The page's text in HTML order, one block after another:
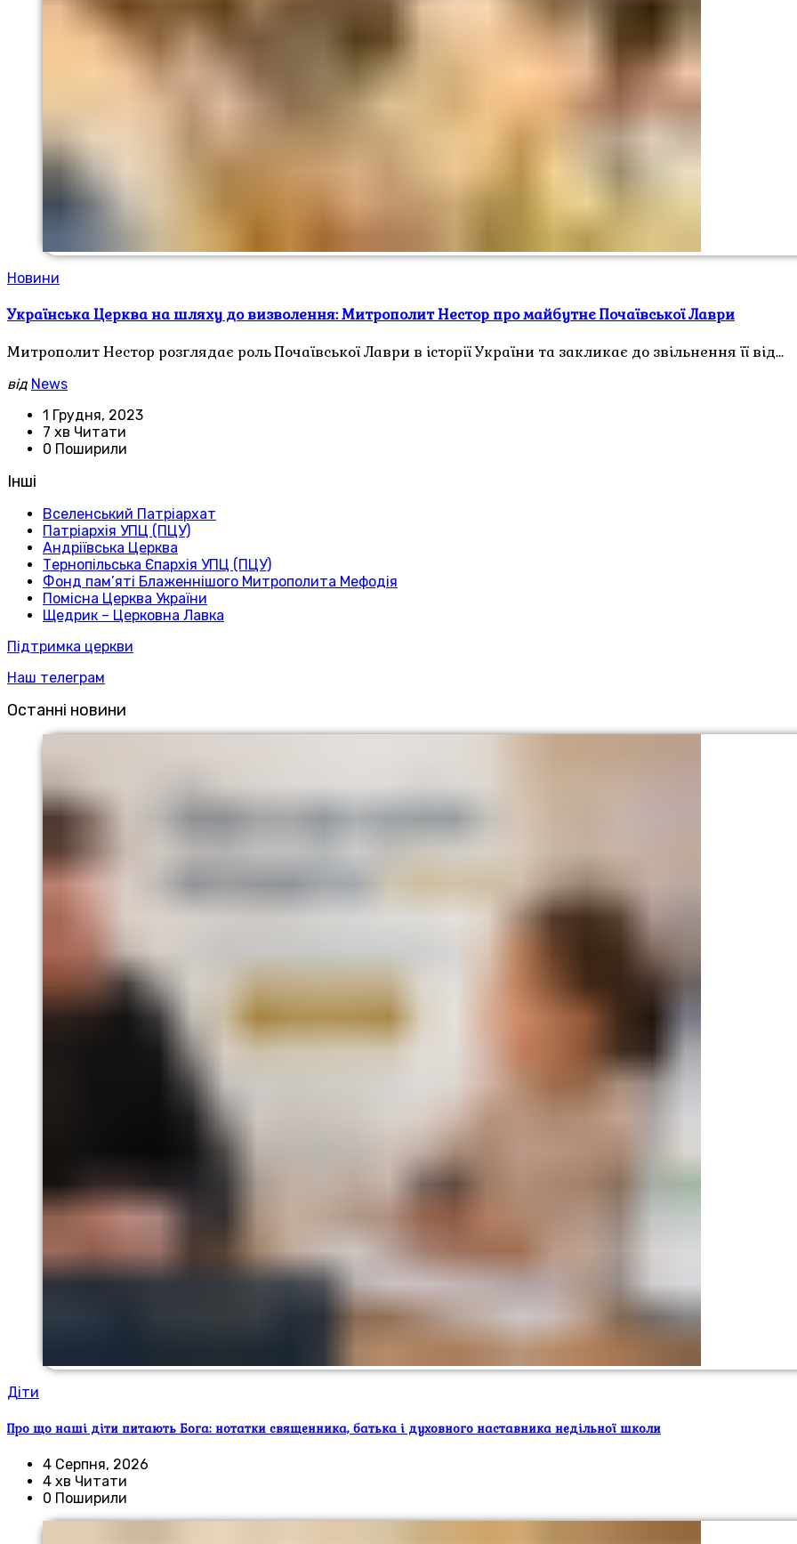
Новини
Українська Церква на шляху до визволення: Митрополит Нестор про майбутнє Почаївської Лаври
Митрополит Нестор розглядає роль Почаївської Лаври в історії України та закликає до звільнення її від…
від News
1 Грудня, 2023
7 хв Читати
0 Поширили
Інші
Вселенський Патріархат
Патріархія УПЦ (ПЦУ)
Андріївська Церква
Тернопільська Єпархія УПЦ (ПЦУ)
Фонд пам’яті Блаженнішого Митрополита Мефодія
Помісна Церква України
Щедрик – Церковна Лавка
Підтримка церкви
Наш телеграм
Останні новини
Діти
Про що наші діти питають Бога: нотатки священника, батька і духовного наставника недільної школи
4 Серпня, 2026
4 хв Читати
0 Поширили